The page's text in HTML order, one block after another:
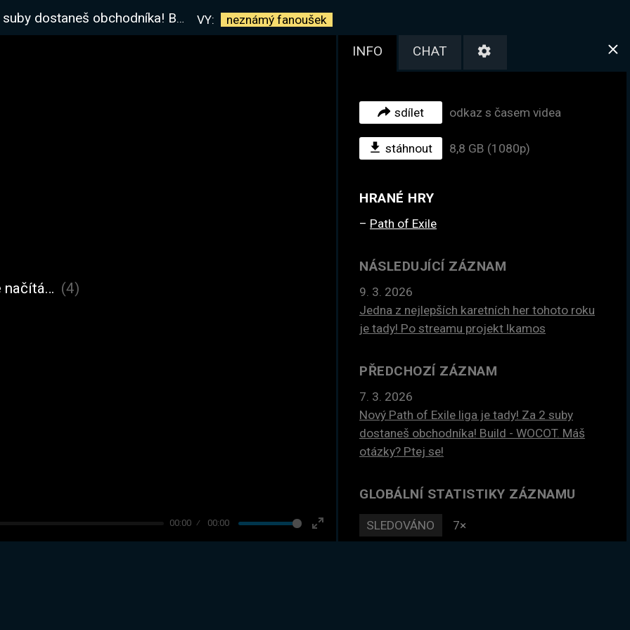
Build - WOCOT. Máš otázky? Ptej se! VY: neznámý fanoušek
00:00 00:00
Enter
načítá… (4)
INFO CHAT
sdílet odkaz s časem videa
stáhnout 8,8 GB (1080p)
HRANÉ HRY
Path of Exile
NÁSLEDUJÍCÍ ZÁZNAM
9. 3. 2026
Jedna z nejlepších karetních her tohoto roku
je tady! Po streamu projekt !kamos
PŘEDCHOZÍ ZÁZNAM
7. 3. 2026
Nový Path of Exile liga je tady! Za 2 suby
dostaneš obchodníka! Build - WOCOT. Máš
otázky? Ptej se!
GLOBÁLNÍ STATISTIKY ZÁZNAMU
SLEDOVÁNO 7×